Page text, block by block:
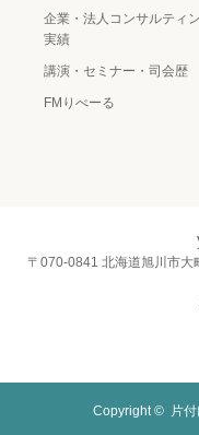
企業・法人コンサルティ
実績
講演・セミナー・司会歴
FMりべーる
〒070-0841 北海道旭川市
Copyright © 片